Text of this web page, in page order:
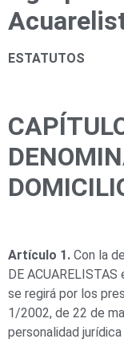
ESTATUTOS
Artículo 1. Con la
DE
se regirá por los
1/2002, de 22 de
personalidad